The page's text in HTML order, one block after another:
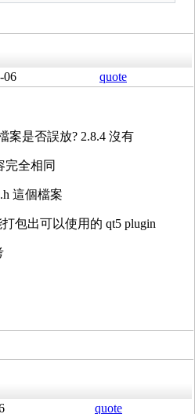
06 quote
案是否誤放? 2.8.4 沒有
完全相同
這個檔案
包出可以使用的 qt5 plugin
quote